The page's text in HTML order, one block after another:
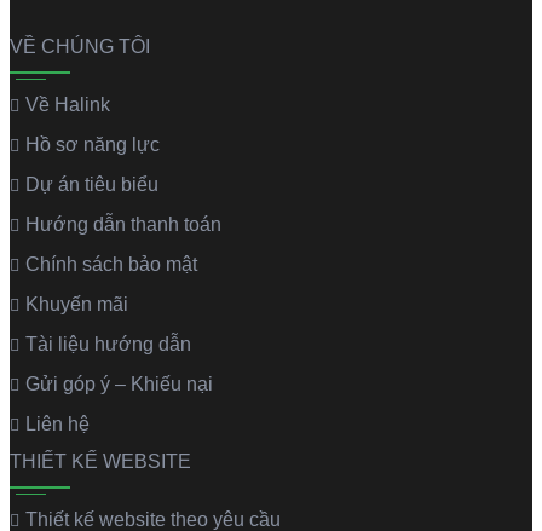
VỀ CHÚNG TÔI
Về Halink
Hồ sơ năng lực
Dự án tiêu biểu
Hướng dẫn thanh toán
Chính sách bảo mật
Khuyến mãi
Tài liệu hướng dẫn
Gửi góp ý – Khiếu nại
Liên hệ
THIẾT KẾ WEBSITE
Thiết kế website theo yêu cầu